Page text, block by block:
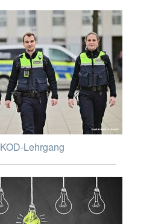
KOD-Lehrgang